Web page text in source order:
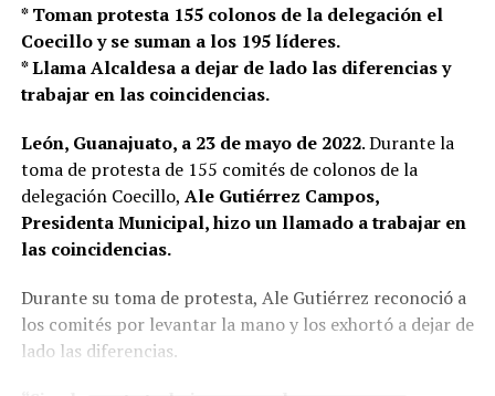
* Toman protesta 155 colonos de la delegación el
Coecillo y se suman a los 195 líderes.
* Llama Alcaldesa a dejar de lado las diferencias y
trabajar en las coincidencias.
León, Guanajuato, a 23 de mayo de 2022. Durante la
toma de protesta de 155 comités de colonos de la
delegación Coecillo, Ale Gutiérrez Campos,
Presidenta Municipal, hizo un llamado a trabajar en
las coincidencias.
Durante su toma de protesta, Ale Gutiérrez reconoció a
los comités por levantar la mano y los exhortó a dejar de
lado las diferencias.